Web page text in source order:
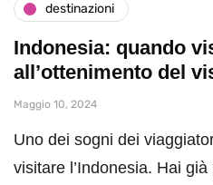
destinazioni
Indonesia: quando
all’ottenimento del
Maggio 10, 2024
Uno dei sogni dei
visitare l’Indonesia. Hai